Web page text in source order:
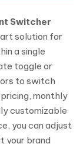
Switcher
solution for
a single
toggle or
to switch
monthly
customizable
you can adjust
your brand